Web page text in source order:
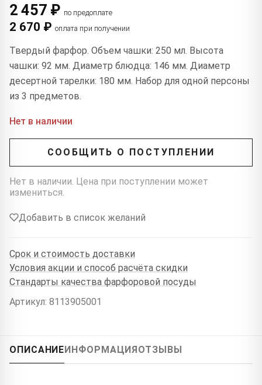
2 457 ₽ по предоплате
2 670 ₽ оплата при получении
Твердый фарфор. Объем чашки: 250 мл. Высота
чашки: 92 мм. Диаметр блюдца: 146 мм. Диаметр
десертной тарелки: 180 мм. Набор для одной персоны
из 3 предметов.
Нет в наличии
СООБЩИТЬ О ПОСТУПЛЕНИИ
Нет в наличии. Цена при поступлении может
измениться.
Добавить в список желаний
Срок и стоимость доставки
Условия акции и способ расчёта скидки
Стандарты качества фарфоровой посуды
Артикул: 8113905001
ОПИСАНИЕИНФОРМАЦИЯОТЗЫВЫ